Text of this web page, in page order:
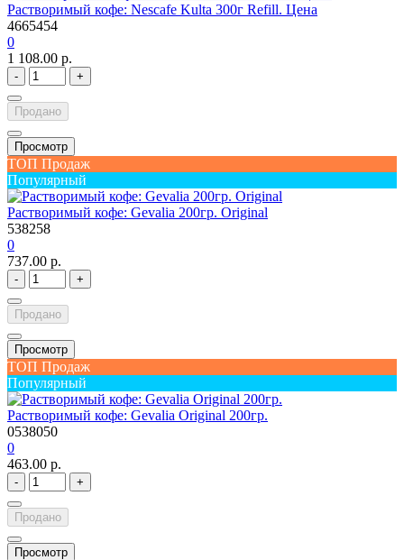
Растворимый кофе: Nescafe Kulta 300г Refill. Цена
4665454
0
1 108.00 р.
- +
Продано
Просмотр
ТОП Продаж
Популярный
Растворимый кофе: Gevalia 200гр. Original
538258
0
737.00 р.
- +
Продано
Просмотр
ТОП Продаж
Популярный
Растворимый кофе: Gevalia Original 200гр.
0538050
0
463.00 р.
- +
Продано
Просмотр